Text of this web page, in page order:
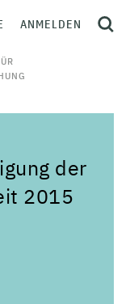
ANMELDEN
der
2015